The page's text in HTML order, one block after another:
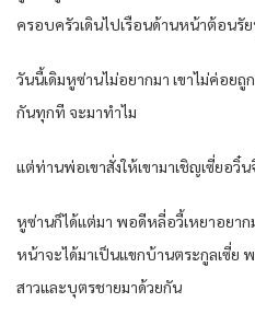
ครอบครัวเดินไปเรือนด้านหน้าต้อนรั
วันนี้เดิมหูซ่านไม่อยากมา เขาไม่ค่อย
กันทุกที จะมาทำไม
แต่ท่านพ่อเขาสั่งให้เขามาเชิญเซี่ยอวิ๋
หูซ่านก็ได้แต่มา พอดีหลี่อวี้เหยาอยาก
หน้าจะได้มาเป็นแขกบ้านตระกูลเซี่ย
สาวและบุตรชายมาด้วยกัน